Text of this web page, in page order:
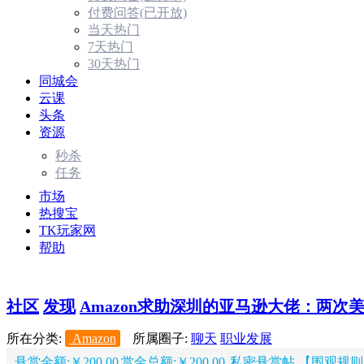
付费问答(已开放)
当天热门
7天热门
30天热门
同城会
云课
头条
资源
秒杀
任务
市场
热搜宝
TK玩家网
帮助
社区 发现 Amazon求助深圳的亚马逊大佬：两次
所在分类: Amazon 所属圈子: 聊天 职业发展